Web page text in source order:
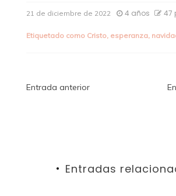
21 de diciembre de 2022 4 años 47
Etiquetado como Cristo, esperanza,
Navegación
Entrada anterior
Entradas